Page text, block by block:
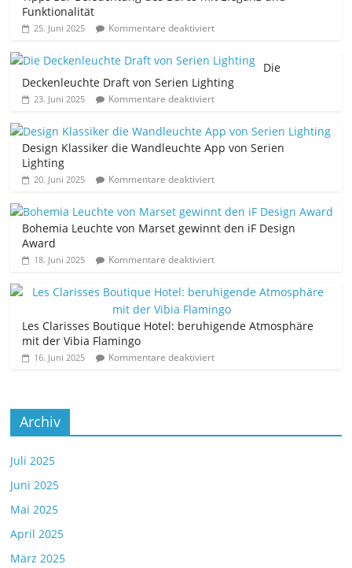
Funktionalität
25. Juni 2025 Kommentare deaktiviert
Die
Deckenleuchte Draft von Serien Lighting
23. Juni 2025 Kommentare deaktiviert
Design Klassiker die Wandleuchte App von Serien
Lighting
20. Juni 2025 Kommentare deaktiviert
Bohemia Leuchte von Marset gewinnt den iF Design
Award
18. Juni 2025 Kommentare deaktiviert
Les Clarisses Boutique Hotel: beruhigende Atmosphäre
mit der Vibia Flamingo
16. Juni 2025 Kommentare deaktiviert
Archiv
Juli 2025
Juni 2025
Mai 2025
April 2025
März 2025